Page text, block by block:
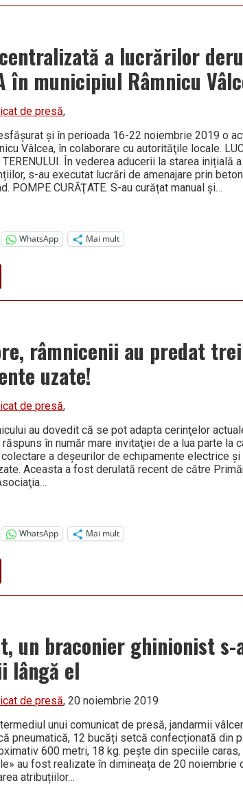
a lucrărilor
în municipiul Râmnicu
de presă,
şi în perioada 16-22 noiembrie 2019 o
Vâlcea, în colaborare cu autorităţile locale.
TERENULUI. În vederea aducerii la starea inițială
s-au executat lucrări de amenajare prin
POMPE CURĂŢATE. S-au curățat manual și…
WhatsApp
Mai mult
râmnicenii au predat
uzate!
de presă,
au dovedit că se pot adapta cerinţelor
în număr mare invitaţiei de a lua parte la
a deşeurilor de echipamente electrice şi
Aceasta a fost derulată recent de către
WhatsApp
Mai mult
un braconier ghinionist
lângă el
de presă, 20 noiembrie 2019
unui comunicat de presă, jandarmii
pneumatică, 12 bucăți setcă confecționată din
600 metri, 18 kg. pește din speciile
au fost realizate în dimineața de 20 noiembrie
atribuțiilor…